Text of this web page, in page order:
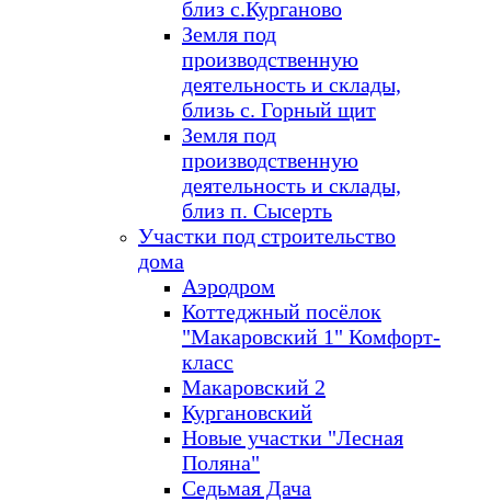
близ с.Курганово
Земля под
производственную
деятельность и склады,
близь с. Горный щит
Земля под
производственную
деятельность и склады,
близ п. Сысерть
Участки под строительство
дома
Аэродром
Коттеджный посёлок
"Макаровский 1" Комфорт-
класс
Макаровский 2
Кургановский
Новые участки "Лесная
Поляна"
Седьмая Дача